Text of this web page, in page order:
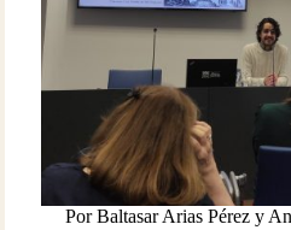
Por Baltasar Arias Pérez y